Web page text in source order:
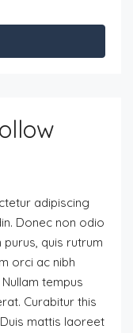
adipiscing
Donec non odio
quis rutrum
orci ac nibh
tempus
Curabitur this
mattis laoreet